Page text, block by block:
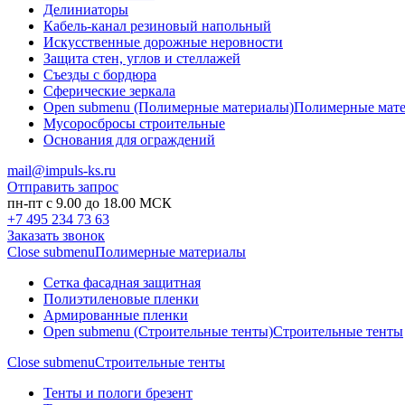
Делиниаторы
Кабель-канал резиновый напольный
Искусственные дорожные неровности
Защита стен, углов и стеллажей
Съезды с бордюра
Сферические зеркала
Open submenu (Полимерные материалы)Полимерные
Мусоросбросы строительные
Основания для ограждений
mail@impuls-ks.ru
Отправить запрос
пн-пт с 9.00 до 18.00 МСК
+7 495 234 73 63
Заказать звонок
Close submenuПолимерные материалы
Сетка фасадная защитная
Полиэтиленовые пленки
Армированные пленки
Open submenu (Строительные тенты)Строительные тенты
Close submenuСтроительные тенты
Тенты и пологи брезент